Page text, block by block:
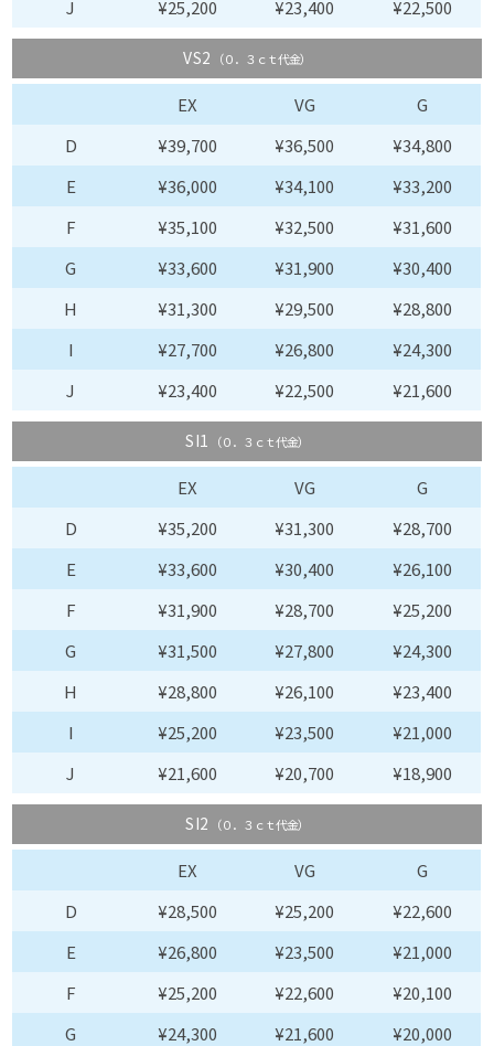
J
¥25,200 ¥23,400 ¥22,500
VS2 （０．３ｃｔ代金）
EX VG
G
D
¥39,700 ¥36,500
¥34,800
E
¥36,000 ¥34,100
¥33,200
F
¥35,100 ¥32,500
¥31,600
G
¥33,600 ¥31,900
¥30,400
H
¥31,300 ¥29,500
¥28,800
I
¥27,700 ¥26,800
¥24,300
J
¥23,400 ¥22,500 ¥21,600
SI1 （０．３ｃｔ代金）
EX VG
G
D
¥35,200 ¥31,300
¥28,700
E
¥33,600 ¥30,400
¥26,100
F
¥31,900 ¥28,700
¥25,200
G
¥31,500 ¥27,800
¥24,300
H
¥28,800 ¥26,100
¥23,400
I
¥25,200 ¥23,500
¥21,000
J
¥21,600 ¥20,700 ¥18,900
SI2 （０．３ｃｔ代金）
EX VG
G
D
¥28,500 ¥25,200
¥22,600
E
¥26,800 ¥23,500
¥21,000
F
¥25,200 ¥22,600
¥20,100
G
¥24,300 ¥21,600
¥20,000